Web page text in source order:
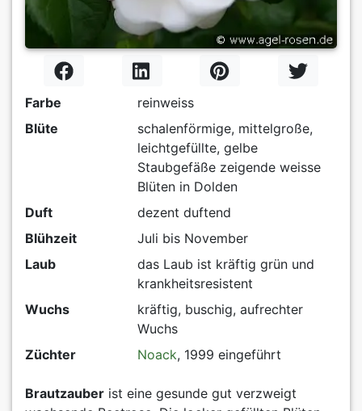
Farbe
reinweiss
Blüte
schalenförmige, mittelgroße,
leichtgefüllte, gelbe
Staubgefäße zeigende weisse
Blüten in Dolden
Duft
dezent duftend
Blühzeit
Juli bis November
Laub
das Laub ist kräftig grün und
krankheitsresistent
Wuchs
kräftig, buschig, aufrechter
Wuchs
Züchter
Noack, 1999 eingeführt
Brautzauber ist eine gesunde gut verzweigt